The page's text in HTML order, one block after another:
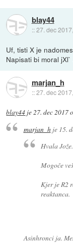
blay44
::27. dec
Uf, tisti X je
Napisati bi moral jXl`
marjan_h
::27. dec
blay44 je27. dec 2017
marjan_hje 15.
Hvala Jože.
Mogoče
Kjer je R2
reaktanca.
Asinhronci ja.